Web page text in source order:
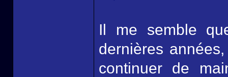
Il me semble
dernières
continuer de